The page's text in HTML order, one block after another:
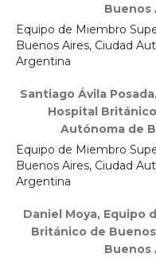
Buenos
Equipo de Miembro
Buenos Aires, Ciudad
Argentina
Santiago Ávila
Hospital
Autónoma de
Equipo de Miembro
Buenos Aires, Ciudad
Argentina
Daniel Moya, Equipo
Británico de
Buenos